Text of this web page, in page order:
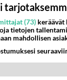
(73) keräävät
tietojen
mahdollisen